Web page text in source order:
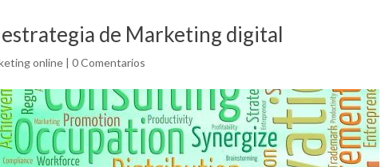
de Marketing digital
online |0 Comentarios